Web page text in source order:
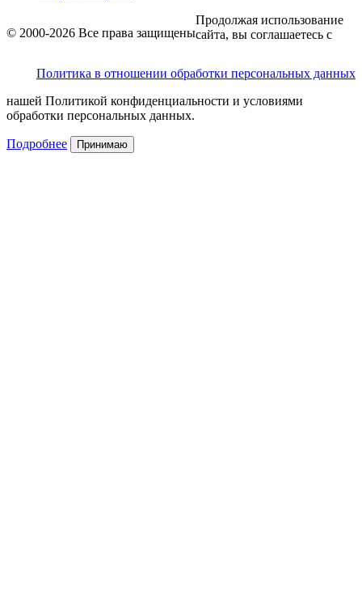
© 2000-2026 Все права защищены
Политика в отношении обработки персональных данных
Продолжая использование
сайта, вы соглашаетесь с
нашей Политикой конфиденциальности и условиями
обработки персональных данных.
Подробнее Принимаю